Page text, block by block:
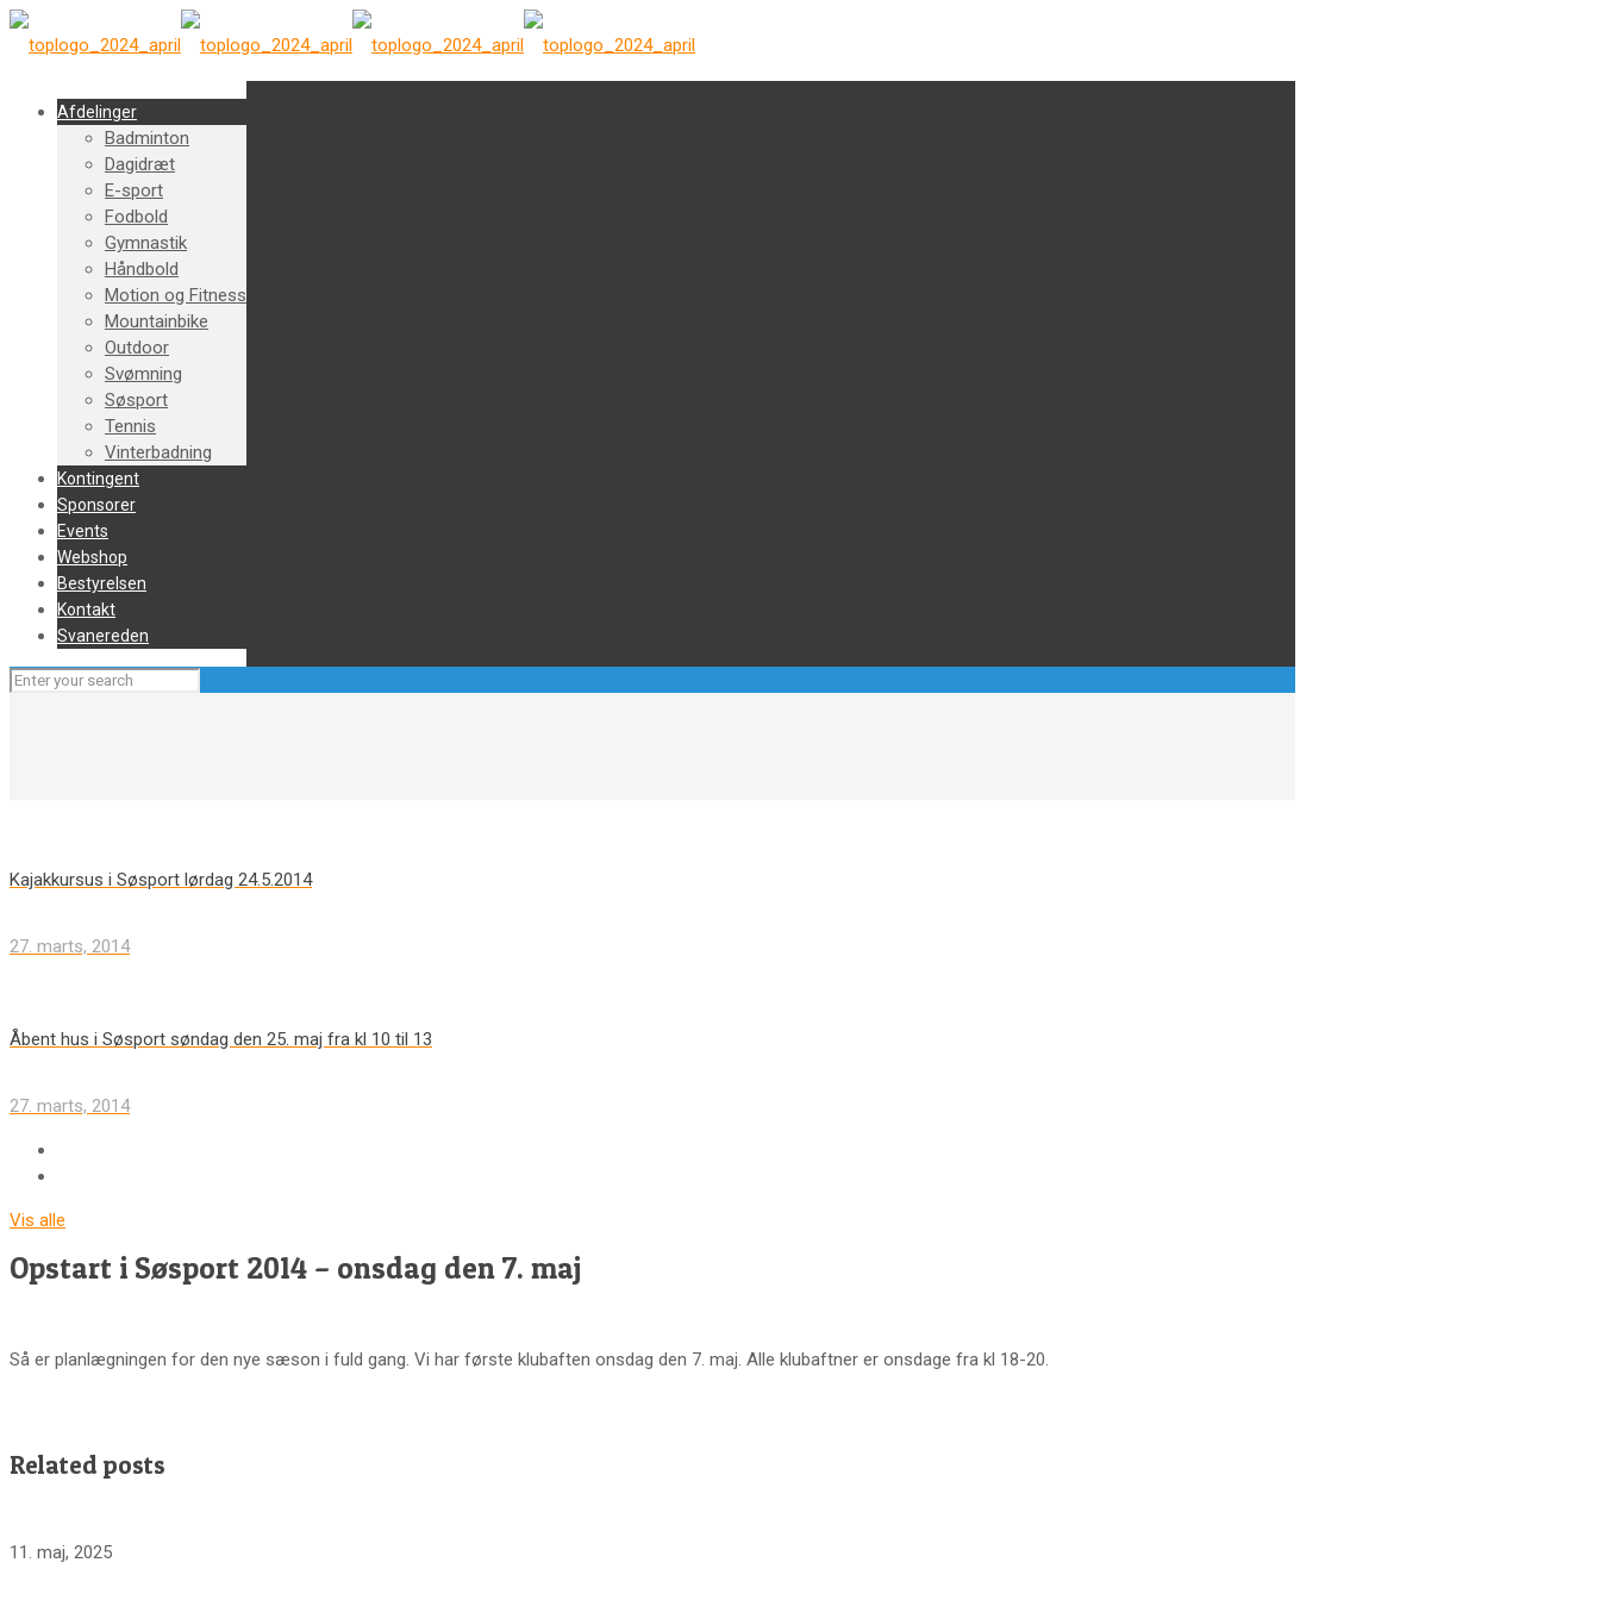
Afdelinger
Badminton
Dagidræt
E-sport
Fodbold
Gymnastik
Håndbold
Motion og Fitness
Mountainbike
Outdoor
Svømning
Søsport
Tennis
Vinterbadning
Kontingent
Sponsorer
Events
Webshop
Bestyrelsen
Kontakt
Svanereden
Kajakkursus i Søsport lørdag 24.5.2014
27. marts, 2014
Åbent hus i Søsport søndag den 25. maj fra kl 10 til 13
27. marts, 2014
Vis alle
Opstart i Søsport 2014 – onsdag den 7. maj
Så er planlægningen for den nye sæson i fuld gang. Vi har første klubaften onsdag den 7. maj. Alle klubaftner er onsdage fra kl 18-20.
Related posts
11. maj, 2025